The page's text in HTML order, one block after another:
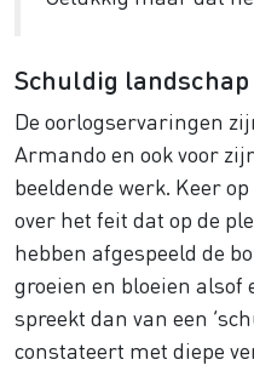
Schuldig landschap
De oorlogservaringen
Armando en ook voor
beeldende werk. Keer
over het feit dat op de
hebben afgespeeld de
groeien en bloeien alsof
spreekt dan van een
constateert met diepe